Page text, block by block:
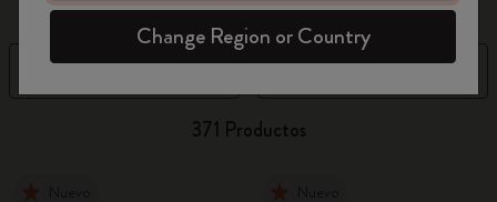
Filtro Ordenar por
371 Productos
Crear cuenta!
Change Region or Country